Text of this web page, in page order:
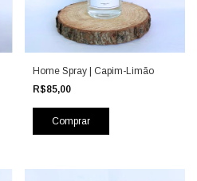
Home Spray | Capim-Limão
R$85,00